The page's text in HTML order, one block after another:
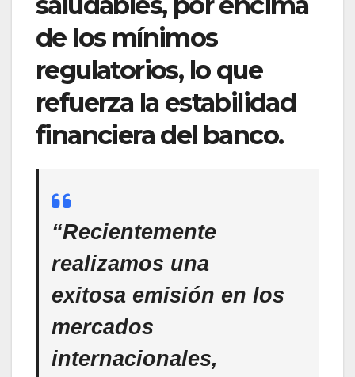
de los mínimos
regulatorios, lo que
refuerza la estabilidad
financiera del banco.
“Recientemente
realizamos una
exitosa emisión en los
mercados
internacionales,